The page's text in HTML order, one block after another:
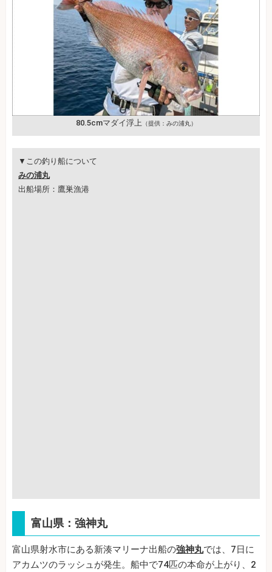
80.5cmマダイ浮上 （提供：みの浦丸）
▼この釣り船について
みの浦丸
出船場所：鷹巣漁港
富山県：強神丸
富山県射水市にある新湊マリーナ出船の強神丸では、7日に
アカムツのラッシュが発生。船中で74匹の本命が上がり、2